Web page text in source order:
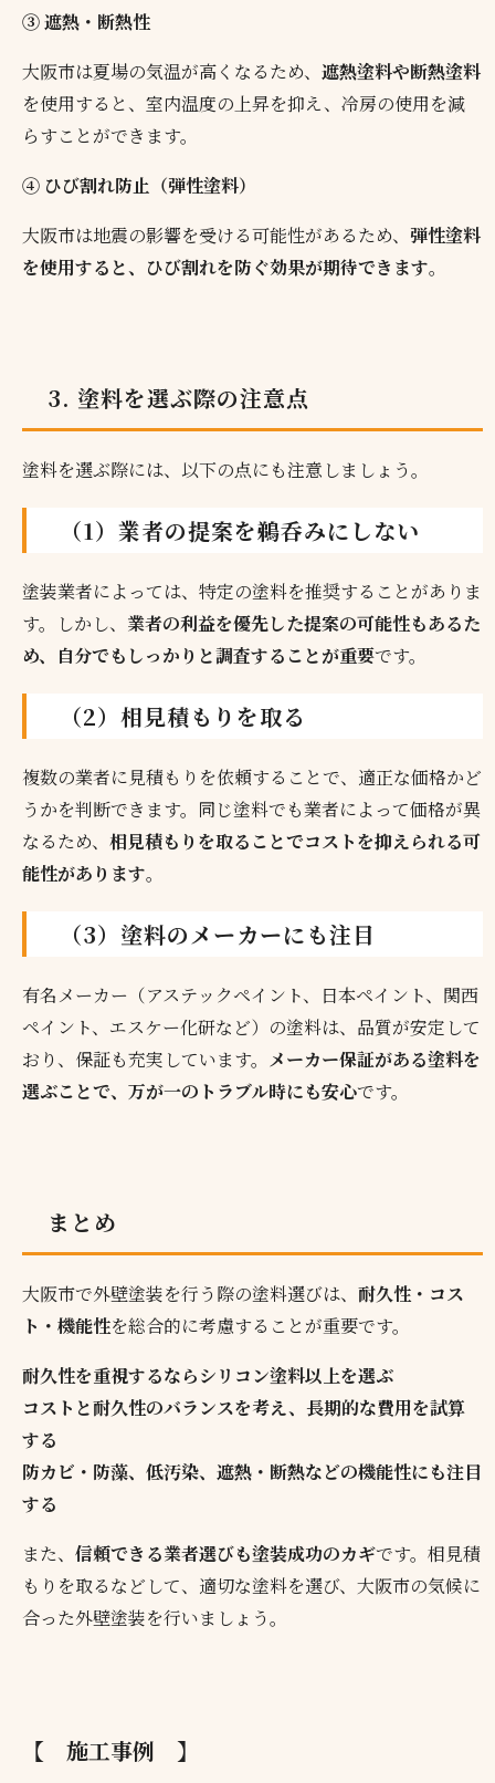
③ 遮熱・断熱性
大阪市は夏場の気温が高くなるため、遮熱塗料や断熱塗料
を使用すると、室内温度の上昇を抑え、冷房の使用を減
らすことができます。
④ ひび割れ防止（弾性塗料）
大阪市は地震の影響を受ける可能性があるため、 弾性塗料
を使用すると、ひび割れを防ぐ効果が期待できます。
3. 塗料を選ぶ際の注意点
塗料を選ぶ際には、以下の点にも注意しましょう。
（1）業者の提案を鵜呑みにしない
塗装業者によっては、特定の塗料を推奨することがありま
す。しかし、 業者の利益を優先した提案の可能性もあるた
め、自分でもしっかりと調査することが重要です。
（2）相見積もりを取る
複数の業者に見積もりを依頼することで、適正な価格かど
うかを判断できます。同じ塗料でも業者によって価格が異
なるため、相見積もりを取ることでコストを抑えられる可
能性があります。
（3）塗料のメーカーにも注目
有名メーカー（アステックペイント、日本ペイント、関西
ペイント、エスケー化研など）の塗料は、品質が安定して
おり、保証も充実しています。 メーカー保証がある塗料を
選ぶことで、万が一のトラブル時にも安心です。
まとめ
大阪市で外壁塗装を行う際の塗料選びは、耐久性・コス
ト・機能性を総合的に考慮することが重要です。
耐久性を重視するならシリコン塗料以上を選ぶ
コストと耐久性のバランスを考え、長期的な費用を試算
する
防カビ・防藻、低汚染、遮熱・断熱などの機能性にも注目
する
また、信頼できる業者選びも塗装成功のカギです。相見積
もりを取るなどして、適切な塗料を選び、大阪市の気候に
合った外壁塗装を行いましょう。
【 施工事例 】